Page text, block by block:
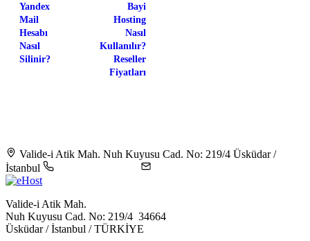
Yandex
Mail
Hesabı
Nasıl
Silinir?
Bayi
Hosting
Nasıl
Kullanılır?
Reseller
Fiyatları
Valide-i Atik Mah. Nuh Kuyusu Cad. No: 219/4 Üsküdar /
İstanbul
Valide-i Atik Mah.
Nuh Kuyusu Cad. No: 219/4 34664
Üsküdar / İstanbul / TÜRKİYE